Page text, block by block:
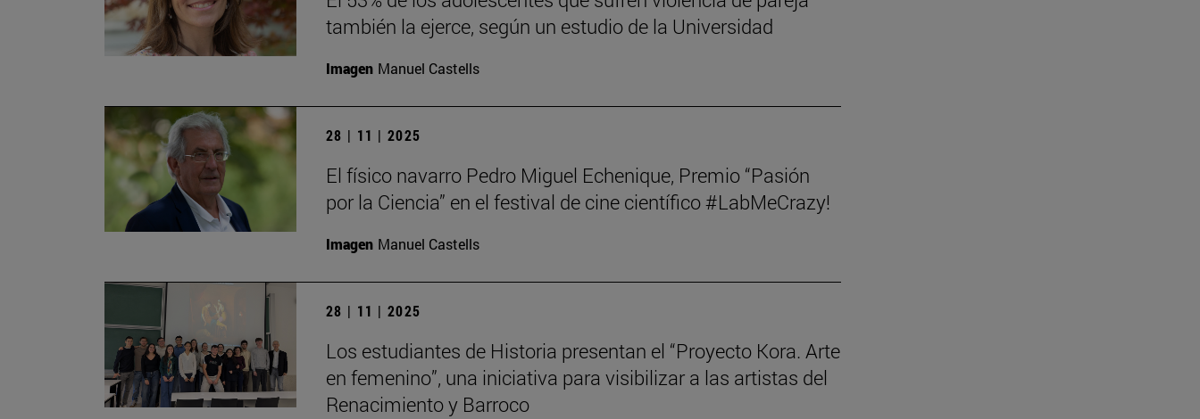
también la ejerce, según un estudio de la Universidad
Imagen Manuel Castells
28 | 11 | 2025
El físico navarro Pedro Miguel Echenique, Premio “Pasión
por la Ciencia” en el festival de cine científico #LabMeCrazy!
Imagen Manuel Castells
28 | 11 | 2025
Los estudiantes de Historia presentan el “Proyecto Kora. Arte
en femenino”, una iniciativa para visibilizar a las artistas del
Renacimiento y Barroco